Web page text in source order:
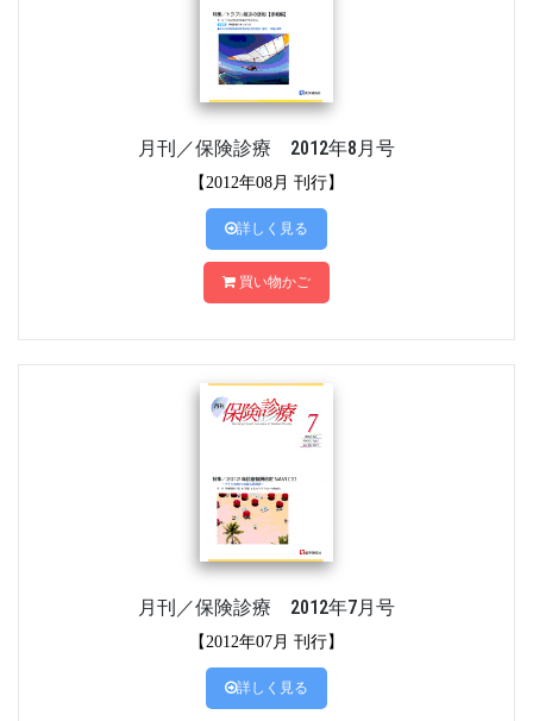
月刊／保険診療 2012年8月号
【2012年08月 刊行】
詳しく見る
買い物かご
月刊／保険診療 2012年7月号
【2012年07月 刊行】
詳しく見る